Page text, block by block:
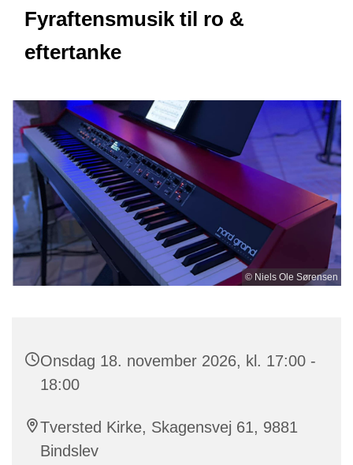
Fyraftensmusik til ro &
eftertanke
© Niels Ole Sørensen
Onsdag 18. november 2026, kl. 17:00 -
18:00
Tversted Kirke, Skagensvej 61, 9881
Bindslev